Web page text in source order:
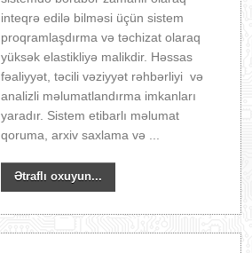
inteqrə edilə bilməsi üçün sistem
proqramlaşdırma və təchizat olaraq
yüksək elastikliyə malikdir. Həssas
fəaliyyət, təcili vəziyyət rəhbərliyi və
analizli məlumatlandırma imkanları
yaradır. Sistem etibarlı məlumat
qoruma, arxiv saxlama və ...
Ətraflı oxuyun...